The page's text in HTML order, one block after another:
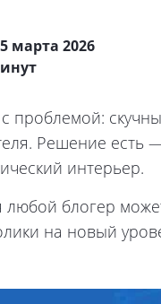
марта 2026
проблемой:
Решение есть
интерьер.
любой блогер
на новый